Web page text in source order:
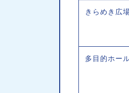
きらめき広
多目的ホー